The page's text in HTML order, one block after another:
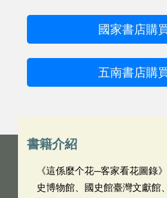
國家書店購
五南書店購
書籍介紹
《這係麼个花─客家看花圖錄
史博物館、國史館臺灣文獻館